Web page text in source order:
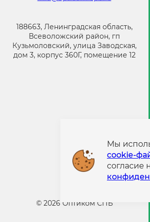
188663, Ленинградская область,
Всеволожский район, гп
Кузьмоловский, улица Заводская,
дом 3, корпус 360Г, помещение 12
© 2026 Оптиком СПБ
Мы
cookie-
согласие